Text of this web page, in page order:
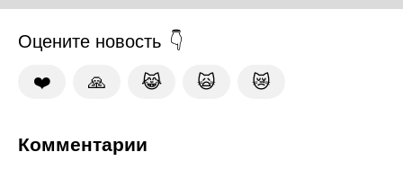
Оцените новость
❤️ 🙏 😹 🙀 😿
Комментарии